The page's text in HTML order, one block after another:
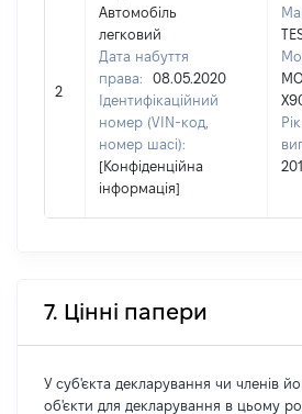
2
Автомобіль
легковий
Дата набуття
права:
08.05.2020
Ідентифікаційний
номер (VIN-код,
номер шасі):
[Конфіденційна
інформація]
Рік
7. Цінні папери
У суб'єкта декларування чи членів
об'єкти для декларування в цьому